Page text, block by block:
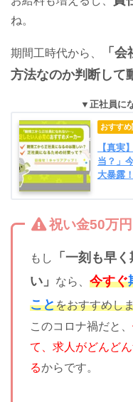
ね。
期間工時代から、
「
方法なのか判断して
正社員に
【真実
当？」
大暴露！
祝い金50万
もし
「一刻も早
い」
なら、 今すぐ
ことをおすすめし
このコロナ禍だと、
て、求人がどんど
るからです。